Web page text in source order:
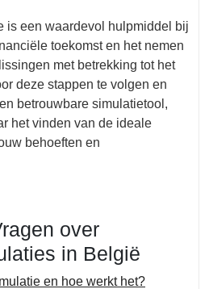
is een waardevol hulpmiddel bij
toekomst en het nemen
met betrekking tot het
deze stappen te volgen en
betrouwbare simulatietool,
het vinden van de ideale
behoeften en
over
in België
en hoe werkt het?